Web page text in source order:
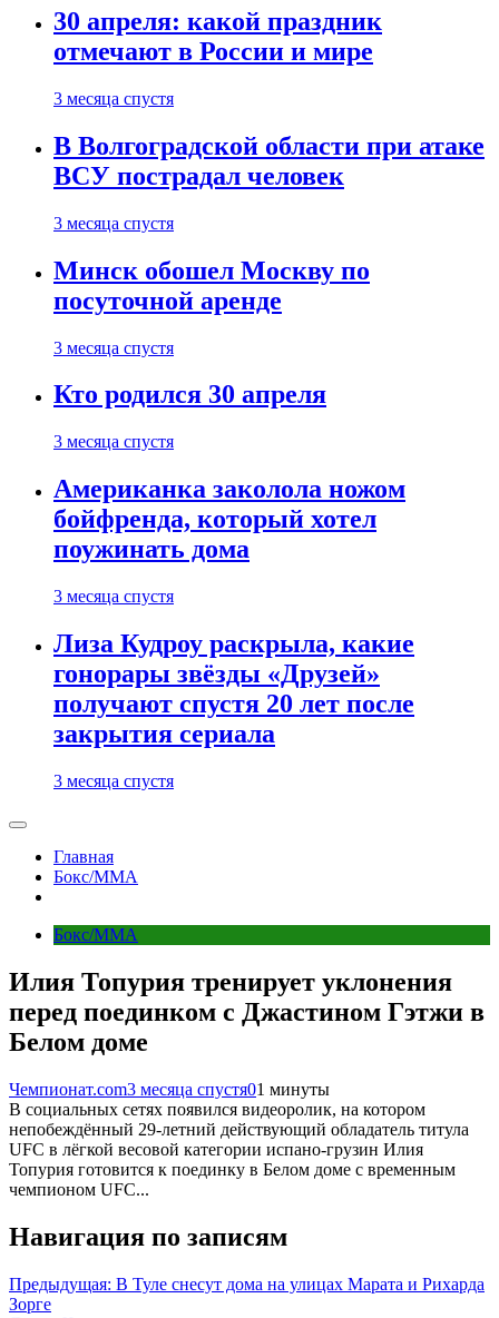
30 апреля: какой праздник
отмечают в России и мире
3 месяца спустя
В Волгоградской области при атаке
ВСУ пострадал человек
3 месяца спустя
Минск обошел Москву по
посуточной аренде
3 месяца спустя
Кто родился 30 апреля
3 месяца спустя
Американка заколола ножом
бойфренда, который хотел
поужинать дома
3 месяца спустя
Лиза Кудроу раскрыла, какие
гонорары звёзды «Друзей»
получают спустя 20 лет после
закрытия сериала
3 месяца спустя
Главная
Бокс/MMA
Бокс/MMA
Илия Топурия тренирует уклонения
перед поединком с Джастином Гэтжи в
Белом доме
Чемпионат.com3 месяца спустя01 минуты
В социальных сетях появился видеоролик, на котором
непобеждённый 29-летний действующий обладатель титула
UFC в лёгкой весовой категории испано-грузин Илия
Топурия готовится к поединку в Белом доме с временным
чемпионом UFC...
Навигация по записям
Предыдущая: В Туле снесут дома на улицах Марата и Рихарда
Зорге